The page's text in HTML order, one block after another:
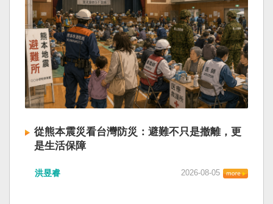
從熊本震災看台灣防災：避難不只是撤離，更
是生活保障
洪昱睿 2026-08-05